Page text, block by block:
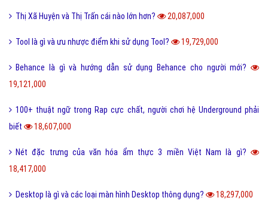
Thị Xã Huyện và Thị Trấn cái nào lớn hơn? 20,087,000
Tool là gì và ưu nhược điểm khi sử dụng Tool? 19,729,000
Behance là gì và hướng dẫn sử dụng Behance cho người mới?
19,121,000
100+ thuật ngữ trong Rap cực chất, người chơi hệ Underground phải
biết
18,607,000
Nét đặc trưng của văn hóa ẩm thực 3 miền Việt Nam là gì?
18,417,000
Desktop là gì và các loại màn hình Desktop thông dụng? 18,297,000